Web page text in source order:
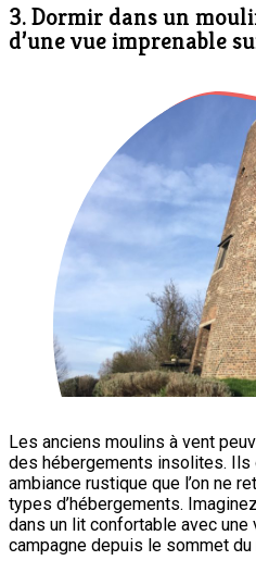
3. Dormir dans un
d’une vue imprenable
Les anciens moulins à vent
des hébergements insolites. Ils
ambiance rustique que l’on ne
types d’hébergements.
dans un lit confortable avec une
campagne depuis le sommet du